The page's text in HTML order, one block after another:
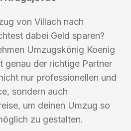
von Villach nach
dabei Geld sparen?
Umzugskönig Koenig
genau der richtige Partner
nur professionellen und
sondern auch
um deinen Umzug so
zu gestalten.